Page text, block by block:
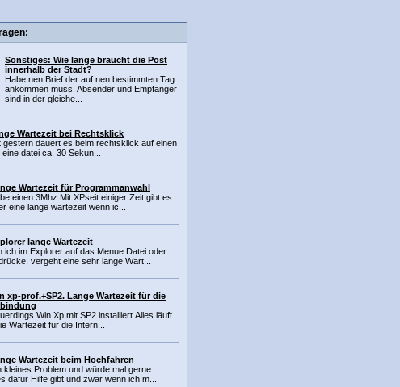
Sonstiges: Wie lange braucht die Post
innerhalb der Stadt?
Habe nen Brief der auf nen bestimmten Tag
ankommen muss, Absender und Empfänger
sind in der gleiche...
Wartezeit bei Rechtsklick
gestern dauert es beim rechtsklick auf einen
datei ca. 30 Sekun...
Wartezeit für Programmanwahl
einen 3Mhz Mit XPseit einiger Zeit gibt es
eine lange wartezeit wenn ic...
lange Wartezeit
ich im Explorer auf das Menue Datei oder
vergeht eine sehr lange Wart...
xp-prof.+SP2. Lange Wartezeit für die
Win Xp mit SP2 installiert.Alles läuft
Wartezeit für die Intern...
Wartezeit beim Hochfahren
kleines Problem und würde mal gerne
dafür Hilfe gibt und zwar wenn ich m...